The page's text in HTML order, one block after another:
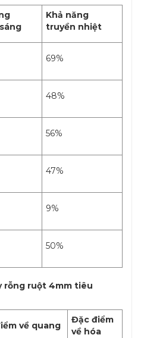
Khả năng
truyền nhiệt
69%
48%
56%
47%
9%
50%
rỗng ruột 4mm tiêu
về quang
Đặc điểm
về hóa